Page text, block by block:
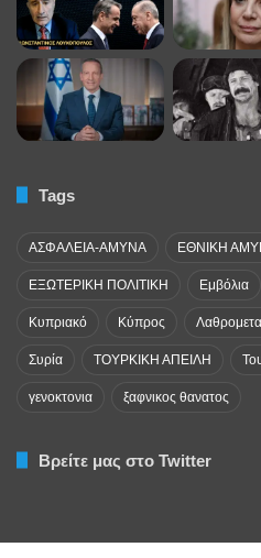
Tags
ΑΣΦΑΛΕΙΑ-ΑΜΥΝΑ ΕΘΝΙΚΗ
ΕΞΩΤΕΡΙΚΗ ΠΟΛΙΤΙΚΗ Εμβόλια
Κυπριακό Κύπρος
Συρία ΤΟΥΡΚΙΚΗ ΑΠΕΙΛΗ
γενοκτονια ξαφνικος θανατος
Βρείτε μας στο Twitter